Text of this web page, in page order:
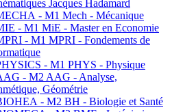
Jacques Hadamard
- M1 Mech - Mécanique
- M1 MiE - Master en Economie
- M1 MPRI - Fondements de
- M1 PHYS - Physique
- M2 AAG - Analyse,
Géométrie
- M2 BH - Biologie et Santé